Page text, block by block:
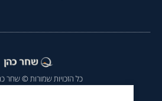
כל הזכויות שמורות © שחר כהן